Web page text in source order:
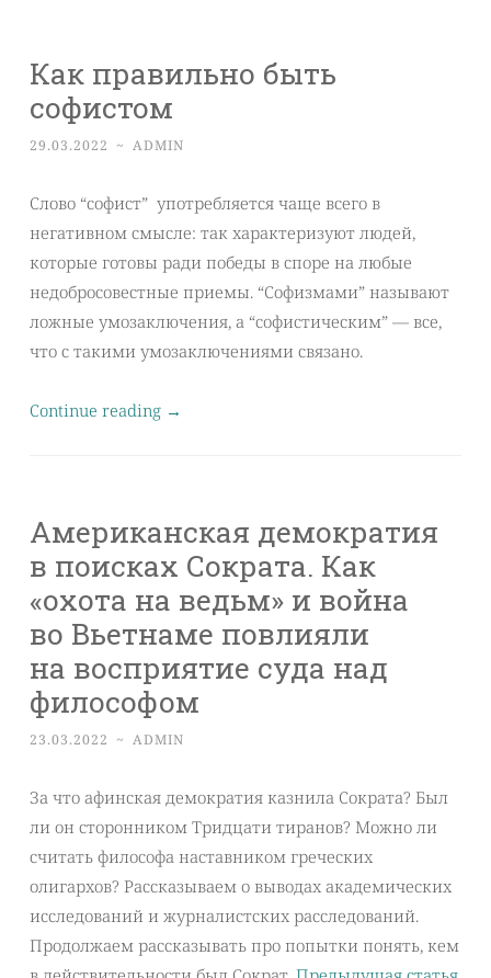
Как правильно быть
софистом
29.03.2022 ~ ADMIN
Слово “софист” употребляется чаще всего в
негативном смысле: так характеризуют людей,
которые готовы ради победы в споре на любые
недобросовестные приемы. “Софизмами” называют
ложные умозаключения, а “софистическим” — все,
что с такими умозаключениями связано.
Continue reading →
Американская демократия
в поисках Сократа. Как
«охота на ведьм» и война
во Вьетнаме повлияли
на восприятие суда над
философом
23.03.2022 ~ ADMIN
За что афинская демократия казнила Сократа? Был
ли он сторонником Тридцати тиранов? Можно ли
считать философа наставником греческих
олигархов? Рассказываем о выводах академических
исследований и журналистских расследований.
Продолжаем рассказывать про попытки понять, кем